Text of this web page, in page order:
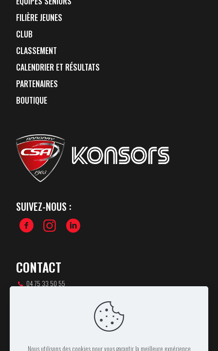
FILIÈRE JEUNES
CLUB
CLASSEMENT
CALENDRIER ET RÉSULTATS
PARTENAIRES
BOUTIQUE
SUIVEZ-NOUS :
CONTACT
04 75 33 50 55
Nous utilisons des cookies pour vous garantir la meilleure expérience